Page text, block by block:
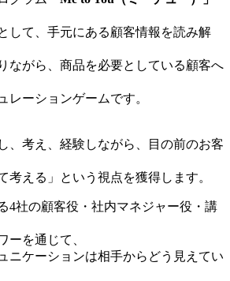
して、手元にある顧客情報を読み解
ながら、商品を必要としている顧客へ
レーションゲームです。
、考え、経験しながら、目の前のお客
考える」という視点を獲得します。
4社の顧客役・社内マネジャー役・講
ーを通じて、
ニケーションは相手からどう見えてい